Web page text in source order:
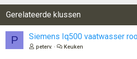
Gerelateerde klussen
P Siemens Iq500 vaatwasser
peterv. Keuken